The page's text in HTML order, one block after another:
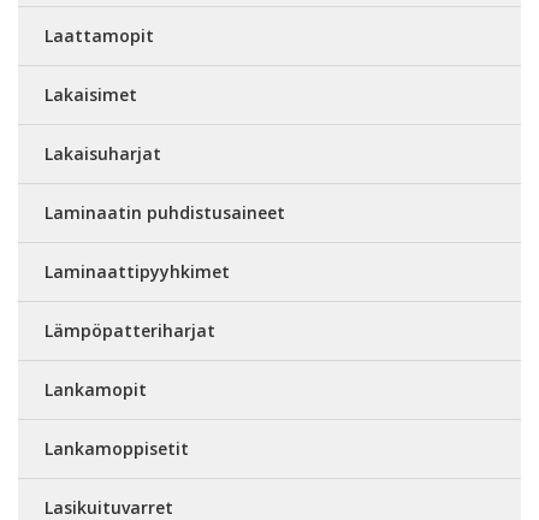
Laattamopit
Lakaisimet
Lakaisuharjat
Laminaatin puhdistusaineet
Laminaattipyyhkimet
Lämpöpatteriharjat
Lankamopit
Lankamoppisetit
Lasikuituvarret